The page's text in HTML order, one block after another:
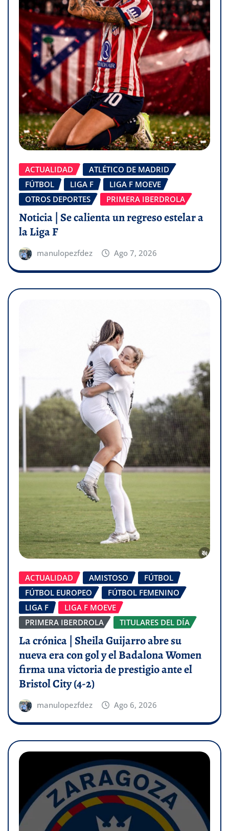
ACTUALIDAD
ATLÉTICO DE MADRID
FÚTBOL
LIGA F
LIGA F MOEVE
OTROS DEPORTES
PRIMERA IBERDROLA
Noticia | Se calienta un regreso estelar a
la Liga F
manulopezfdez Ago 7, 2026
ACTUALIDAD AMISTOSO
FÚTBOL
FÚTBOL EUROPEO
FÚTBOL FEMENINO
LIGA F
LIGA F MOEVE
PRIMERA IBERDROLA
TITULARES DEL DÍA
La crónica | Sheila Guijarro abre su
nueva era con gol y el Badalona Women
firma una victoria de prestigio ante el
Bristol City (4-2)
manulopezfdez Ago 6, 2026